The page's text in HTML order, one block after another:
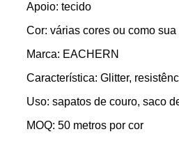
Apoio: tecido
Cor: várias cores ou como
Marca: EACHERN
Característica: Glitter,
Uso: sapatos de couro, saco
MOQ: 50 metros por cor